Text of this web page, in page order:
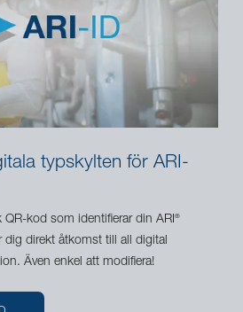
typskylten för ARI-
kod som identifierar din ARI®
dig direkt åtkomst till all digital
Även enkel att modifiera!